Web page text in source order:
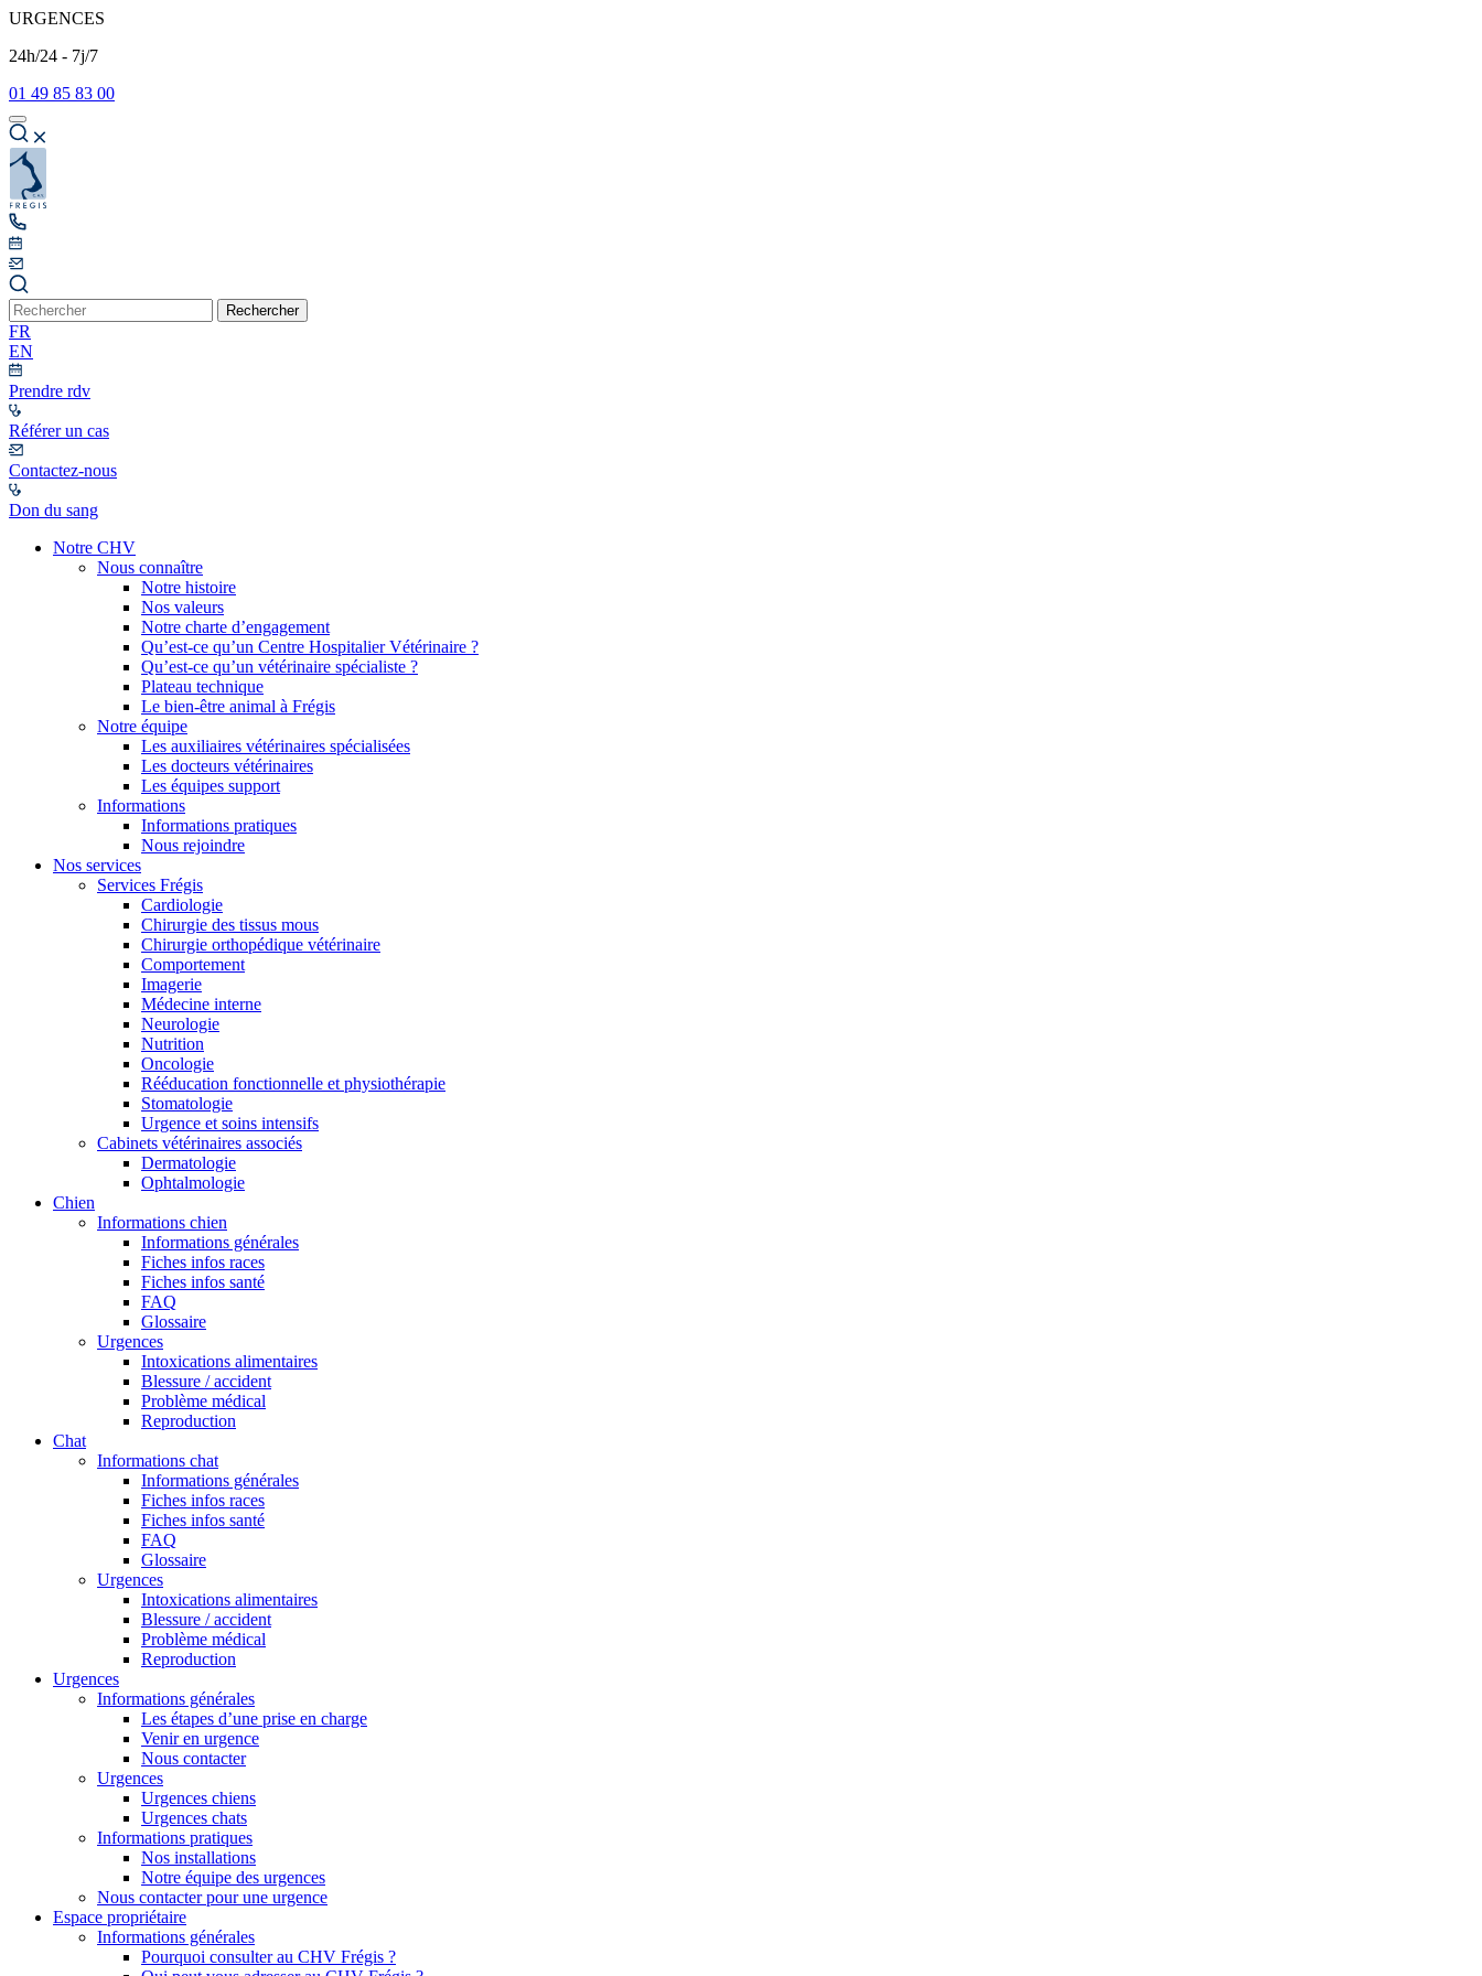
URGENCES
24h/24 - 7j/7
01 49 85 83 00
Rechercher
FR
EN
Prendre rdv
Référer un cas
Contactez-nous
Don du sang
Notre CHV
Nous connaître
Notre histoire
Nos valeurs
Notre charte d’engagement
Qu’est-ce qu’un Centre Hospitalier Vétérinaire ?
Qu’est-ce qu’un vétérinaire spécialiste ?
Plateau technique
Le bien-être animal à Frégis
Notre équipe
Les auxiliaires vétérinaires spécialisées
Les docteurs vétérinaires
Les équipes support
Informations
Informations pratiques
Nous rejoindre
Nos services
Services Frégis
Cardiologie
Chirurgie des tissus mous
Chirurgie orthopédique vétérinaire
Comportement
Imagerie
Médecine interne
Neurologie
Nutrition
Oncologie
Rééducation fonctionnelle et physiothérapie
Stomatologie
Urgence et soins intensifs
Cabinets vétérinaires associés
Dermatologie
Ophtalmologie
Chien
Informations chien
Informations générales
Fiches infos races
Fiches infos santé
FAQ
Glossaire
Urgences
Intoxications alimentaires
Blessure / accident
Problème médical
Reproduction
Chat
Informations chat
Informations générales
Fiches infos races
Fiches infos santé
FAQ
Glossaire
Urgences
Intoxications alimentaires
Blessure / accident
Problème médical
Reproduction
Urgences
Informations générales
Les étapes d’une prise en charge
Venir en urgence
Nous contacter
Urgences
Urgences chiens
Urgences chats
Informations pratiques
Nos installations
Notre équipe des urgences
Nous contacter pour une urgence
Espace propriétaire
Informations générales
Pourquoi consulter au CHV Frégis ?